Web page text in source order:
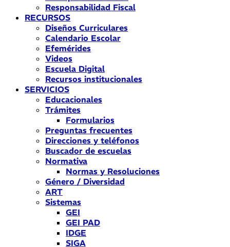
Responsabilidad Fiscal
RECURSOS
Diseños Curriculares
Calendario Escolar
Efemérides
Videos
Escuela Digital
Recursos institucionales
SERVICIOS
Educacionales
Trámites
Formularios
Preguntas frecuentes
Direcciones y teléfonos
Buscador de escuelas
Normativa
Normas y Resoluciones
Género / Diversidad
ART
Sistemas
GEI
GEI PAD
IDGE
SIGA